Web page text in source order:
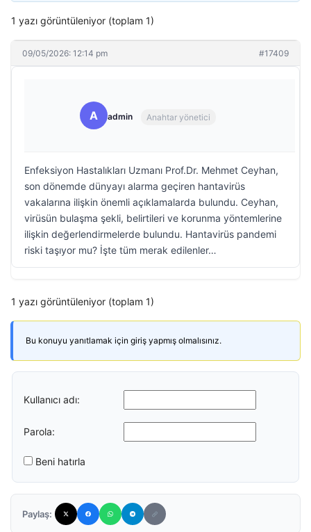
1 yazı görüntüleniyor (toplam 1)
09/05/2026: 12:14 pm #17409
A admin Anahtar yönetici
Enfeksiyon Hastalıkları Uzmanı Prof.Dr. Mehmet Ceyhan,
son dönemde dünyayı alarma geçiren hantavirüs
vakalarına ilişkin önemli açıklamalarda bulundu. Ceyhan,
virüsün bulaşma şekli, belirtileri ve korunma yöntemlerine
ilişkin değerlendirmelerde bulundu. Hantavirüs pandemi
riski taşıyor mu? İşte tüm merak edilenler…
1 yazı görüntüleniyor (toplam 1)
Bu konuyu yanıtlamak için giriş yapmış olmalısınız.
Kullanıcı adı:
Parola:
Beni hatırla
Paylaş: